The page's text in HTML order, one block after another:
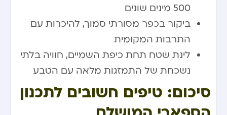
500 מינים שונים
ביקור בכפר מסורתי סמוך, להיכרות עם
התרבות המקומית
לינת שטח תחת כיפת השמיים, חוויה בלתי
נשכחת של התמזגות מלאה עם הטבע
סיכום: טיפים חשובים לתכנון